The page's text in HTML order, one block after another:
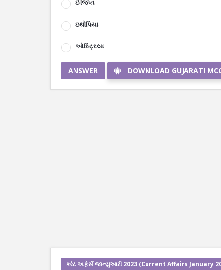
ઈજિપ્ત
ઇથોપિયા
ઓસ્ટ્રિયા
ANSWER DOWNLOAD GUJARATI
કરંટ અફેર્સ જાન્યુઆરી 2023 (Current Affairs January